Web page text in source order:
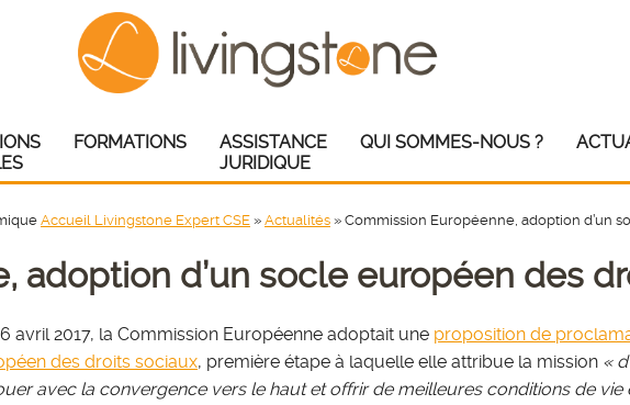
FORMATIONS
ASSISTANCE
JURIDIQUE
QUI SOMMES-NOUS ?
Accueil Livingstone Expert CSE » Actualités » Commission Européenne, adoption d’un
adoption d’un socle européen des
avril 2017, la Commission Européenne adoptait une proposition de
des droits sociaux, première étape à laquelle elle attribue la mission «
avec la convergence vers le haut et offrir de meilleures conditions de vie